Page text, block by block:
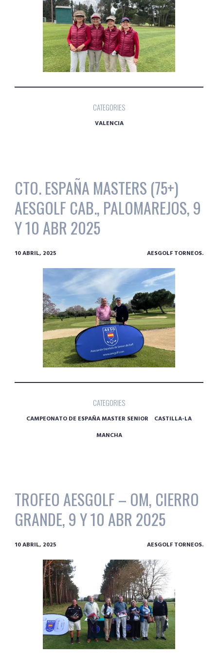
CATEGORIES
VALENCIA
CTO. ESPAÑA MASTERS (75+)
AESGOLF CAB., PALOMAREJOS, 9
Y 10 ABR 2025
10 ABRIL, 2025 AESGOLF TORNEOS.
CATEGORIES
CAMPEONATO DE ESPAÑA MASTER SENIOR
CASTILLA-LA
MANCHA
TROFEO AESGOLF – OM, CIERRO
GRANDE, 9 Y 10 ABR 2025
10 ABRIL, 2025 AESGOLF TORNEOS.